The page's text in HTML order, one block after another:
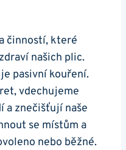
činností, ⁢které
našich plic.
pasivní​ kouření.
vdechujeme
a znečišťují naše
se‍ místům a
nebo běžné.